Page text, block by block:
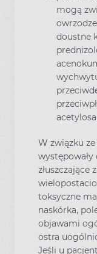
mogą
doustne
W związku
występowały
złuszczające
toksyczne
naskórka,
objawami
ostra
Jeśli u